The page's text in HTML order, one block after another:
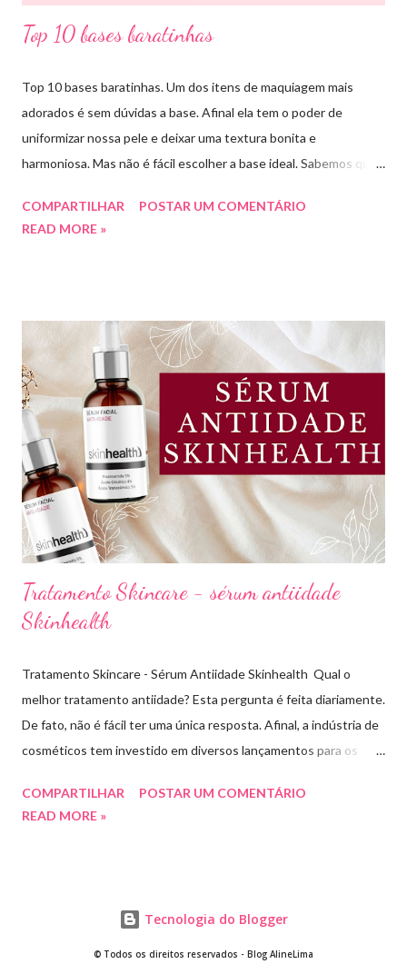
Top 10 bases baratinhas
Top 10 bases baratinhas. Um dos itens de maquiagem mais
adorados é sem dúvidas a base. Afinal ela tem o poder de
uniformizar nossa pele e deixar uma textura bonita e
harmoniosa. Mas não é fácil escolher a base ideal. Sabemos que
hoje eu trouxe uma top lista com 10 bases nacionais com ótimo
Lima. Compartilhando dicas de produtos, resenhas, rotinas de
beleza, bem-estar e autoestima. TOP 10 BASES BARATINHAS
Escolher uma boa base para a maquiagem não é algo tão simples.
Afinal temos que avaliar para qual tipo de pele, tonalidade,
subtom, ativos (se for o caso) e ainda o preço. Neste vídeo do
meu canal mostrei como vocês podem comprar uma base sem
errar na cor. É um site que tem salvado minha vida,...
COMPARTILHAR
POSTAR UM COMENTÁRIO
READ MORE »
Tratamento Skincare - sérum antiidade
Skinhealth
Tratamento Skincare - Sérum Antiidade Skinhealth Qual o
melhor tratamento antiidade? Esta pergunta é feita diariamente.
De fato, não é fácil ter uma única resposta. Afinal, a indústria de
cosméticos tem investido em diversos lançamentos para os
skincare tem buscado evitar os sinais de envelhecimento, antes
compartilhar com vocês a minha avaliação. Meu nome é Thays
Rezende, sou criadora de conteúdo de beleza, e estou com
COMPARTILHAR
POSTAR UM COMENTÁRIO
READ MORE »
Tecnologia do Blogger
© Todos os direitos reservados - Blog AlineLima